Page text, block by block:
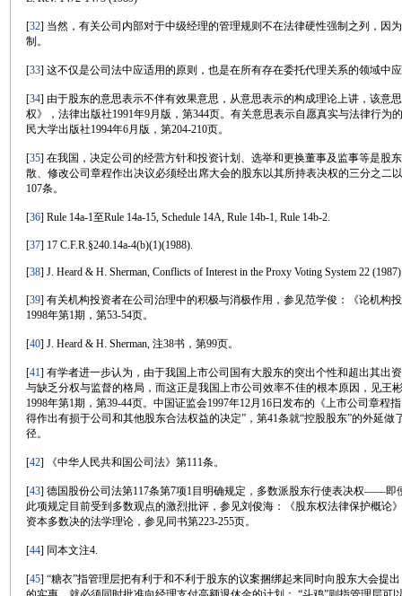
[32] 当然，有关公司内部对于中级经理的管理规则不在法律硬性强制之列，因
制。
[33] 这不仅是公司法中应适用的原则，也是在所有存在委托代理关系的领域中
[34] 由于股东的意思表示不伴有效果意思，从意思表示的构成理论上讲，该意
权》，法律出版社1991年9月版，第344页。有关意思表示自愿真实与法律行
民大学出版社1994年6月版，第204-210页。
[35] 在我国，决定公司的经营方针和投资计划、选举和更换董事及监事等是股
散、修改公司章程作出决议必须经出席大会的股东以其所持表决权的三分之二
107条。
[36] Rule 14a-1至Rule 14a-15, Schedule 14A, Rule 14b-1, Rule 14b-2.
[37] 17 C.F.R.§240.14a-4(b)(1)(1988).
[38] J. Heard & H. Sherman, Conflicts of Interest in the Proxy Voting System 22
[39] 有关机构投资者在公司治理中的积极与消极作用，参见范学俊：《论机构
1998年第1期，第53-54页。
[40] J. Heard & H. Sherman, 注38书，第99页。
[41] 有学者进一步认为，由于我国上市公司国有大股东的突出个性和超出其出
与缺乏分权与监督的格局，而这正是我国上市公司效率不佳的根本原因，见王
1998年第1期，第39-44页。中国证监会1997年12月16日发布的《上市公司章程
得作出有损于公司和其他股东合法权益的决定”，第41条就“控股股东”的外延
径。
[42] 《中华人民共和国公司法》第111条。
[43] 德国股份公司法第117条第7项1目明确规定，多数派股东行使表决权——
此项规定目前受到多数观点的激烈批评，参见刘俊海：《股东权法律保护概论
资本多数决的法学理论，参见同书第223-255页。
[44] 同本文注4.
[45] “糖衣”指管理层把有利于和不利于股东的议案捆绑起来同时向股东大会提